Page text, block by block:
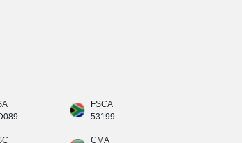
FSCA
53199
CMA